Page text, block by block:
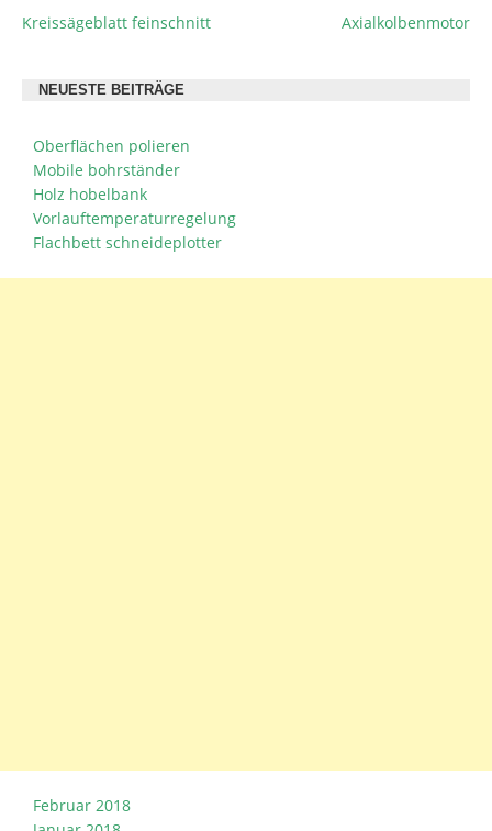
BEITRAGSNAVIGATION
Kreissägeblatt feinschnitt Axialkolbenmotor
NEUESTE BEITRÄGE
Oberflächen polieren
Mobile bohrständer
Holz hobelbank
Vorlauftemperaturregelung
Flachbett schneideplotter
Februar 2018